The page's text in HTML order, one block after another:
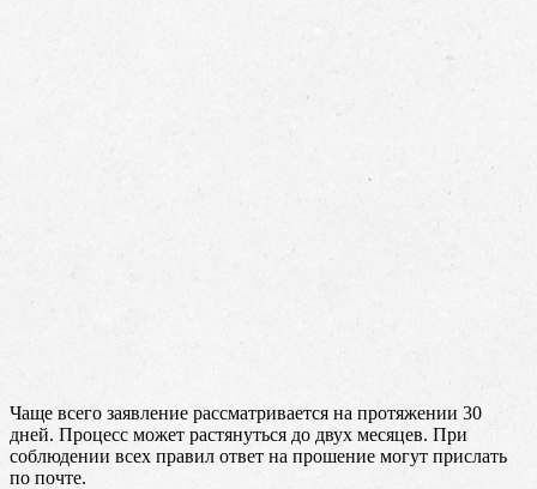
Чаще всего заявление рассматривается на протяжении 30
дней. Процесс может растянуться до двух месяцев. При
соблюдении всех правил ответ на прошение могут прислать
по почте.